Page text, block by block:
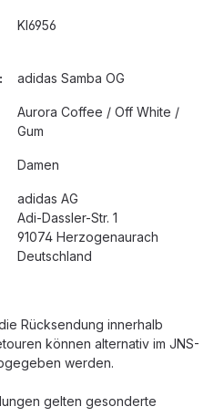
KI6956
adidas Samba OG
Aurora Coffee / Off White /
Gum
Damen
adidas AG
Adi-Dassler-Str. 1
91074 Herzogenaurach
Deutschland
Rücksendung innerhalb
können alternativ im JNS-
werden.
gelten gesonderte